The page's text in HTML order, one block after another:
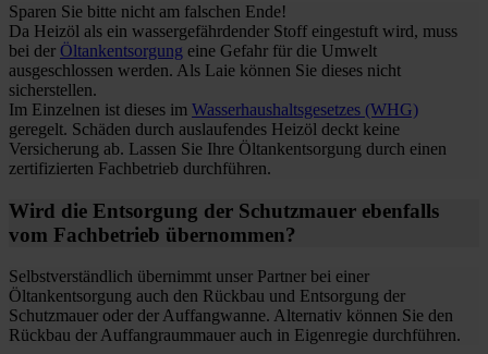
Sparen Sie bitte nicht am falschen Ende!
Da Heizöl als ein wassergefährdender Stoff eingestuft wird, muss
bei der Öltankentsorgung eine Gefahr für die Umwelt
ausgeschlossen werden. Als Laie können Sie dieses nicht
sicherstellen.
Im Einzelnen ist dieses im Wasserhaushaltsgesetzes (WHG)
geregelt. Schäden durch auslaufendes Heizöl deckt keine
Versicherung ab. Lassen Sie Ihre Öltankentsorgung durch einen
zertifizierten Fachbetrieb durchführen.
Wird die Entsorgung der Schutzmauer ebenfalls
vom Fachbetrieb übernommen?
Selbstverständlich übernimmt unser Partner bei einer
Öltankentsorgung auch den Rückbau und Entsorgung der
Schutzmauer oder der Auffangwanne. Alternativ können Sie den
Rückbau der Auffangraummauer auch in Eigenregie durchführen.